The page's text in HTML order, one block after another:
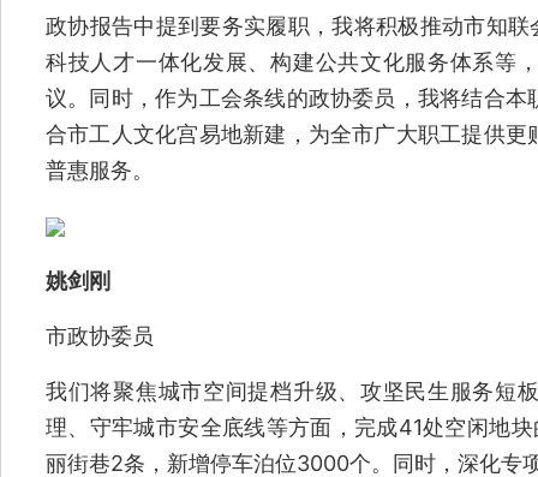
政协报告中提到要务实履职，我将积极推动市知
科技人才一体化发展、构建公共文化服务体系等
议。同时，作为工会条线的政协委员，我将结合
合市工人文化宫易地新建，为全市广大职工提供
普惠服务。
姚剑刚
市政协委员
我们将聚焦城市空间提档升级、攻坚民生服务短
理、守牢城市安全底线等方面，完成41处空闲地
丽街巷2条，新增停车泊位3000个。同时，深化专